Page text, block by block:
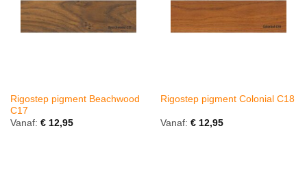
Rigostep pigment Beachwood
C17
Vanaf: €12,95
Rigostep pigment Colonial C18
Vanaf: €12,95